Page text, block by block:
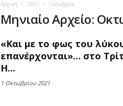
Αρχική 2021 Οκτώβριος
Μηνιαίο Αρχείο:
«Και με το φως του
επανέρχονται»… στο
Η...
1 Οκτωβρίου 2021